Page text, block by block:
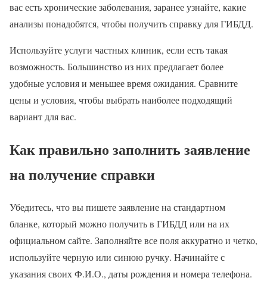
вас есть хронические заболевания, заранее узнайте, какие
анализы понадобятся, чтобы получить справку для ГИБДД.
Используйте услуги частных клиник, если есть такая
возможность. Большинство из них предлагает более
удобные условия и меньшее время ожидания. Сравните
цены и условия, чтобы выбрать наиболее подходящий
вариант для вас.
Как правильно заполнить заявление
на получение справки
Убедитесь, что вы пишете заявление на стандартном
бланке, который можно получить в ГИБДД или на их
официальном сайте. Заполняйте все поля аккуратно и четко,
используйте черную или синюю ручку. Начинайте с
указания своих Ф.И.О., даты рождения и номера телефона.